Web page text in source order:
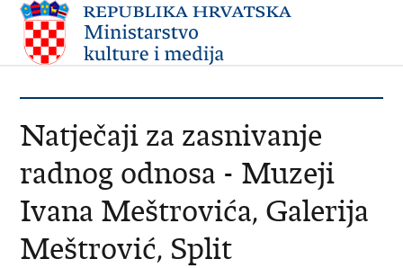
Natječaji za zasnivanje
radnog odnosa - Muzeji
Ivana Meštrovića, Galerija
Meštrović, Split